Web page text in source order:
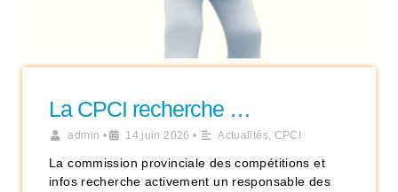
La CPCI recherche …
admin • 14 juin 2026 • Actualités, CPCI
La commission provinciale des compétitions et
infos recherche activement un responsable des